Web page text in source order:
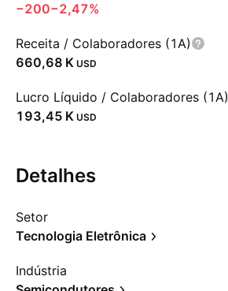
−200−2,47%
Receita / Colaboradores (1A)
‪660,68 K‬ USD
Lucro Líquido / Colaboradores (1A)
‪193,45 K‬ USD
Detalhes
Setor
Tecnologia Eletrônica
Indústria